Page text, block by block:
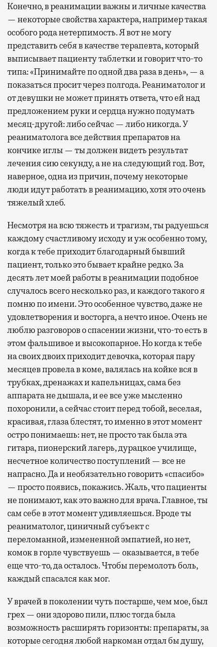
Конечно, в реанимации важны и личные качества
— некоторые свойства характера, например такая
особого рода нетерпимость. Я вот не могу
представить себя в качестве терапевта, который
выписывает пациенту таблетки и говорит что-то
типа: «Принимайте по одной два раза в день», — а
показаться просит через полгода. Реаниматолог и
от девушки не может принять ответа, что ей над
предложением руки и сердца нужно подумать
месяц-другой: либо сейчас — либо никогда. У
реаниматолога все действия препаратов на
кончике иглы — ты должен видеть результат
лечения сию секунду, а не на следующий год. Вот,
наверное, одна из причин, почему некоторые
люди идут работать в реанимацию, хотя это очень
тяжелый хлеб.
Несмотря на всю тяжесть и трагизм, ты радуешься
каждому счастливому исходу и уж особенно тому,
когда к тебе приходит благодарный бывший
пациент, только это бывает крайне редко. За
десять лет моей работы в реанимации подобное
случалось всего несколько раз, и каждого такого я
помню по имени. Это особенное чувство, даже не
удовлетворения и восторга, а нечто иное. Очень не
люблю разговоров о спасении жизни, что-то есть в
этом фальшивое и высокопарное. Но когда к тебе
на своих двоих приходит девочка, которая пару
месяцев провела в коме, валялась на койке вся в
трубках, дренажах и капельницах, сама без
аппарата не дышала, и ее все уже мысленно
похоронили, а сейчас стоит перед тобой, веселая,
красивая, глаза блестят, то именно в этот момент
остро понимаешь: нет, не просто так была эта
гитара, пионерский лагерь, дурацкое училище,
несчетное количество поступлений — все не
напрасно. Да и необязательно говорить «спасибо»
— просто появись, покажись. Жаль, что пациенты
не понимают, как это важно для врача. Главное, ты
сам себе в этот момент удивляешься. Вроде ты
реаниматолог, циничный субъект с
переломанной, измененной эмпатией, но нет,
комок в горле чувствуешь — оказывается, в тебе
еще что-то, да осталось. Чтобы перемолоть боль,
каждый спасался как мог.
У врачей в поколении чуть постарше, чем мое, был
грех — они здорово пили, плюс тогда была
возможность расширять горизонты: препараты, за
которые сегодня любой наркоман отдал бы душу,